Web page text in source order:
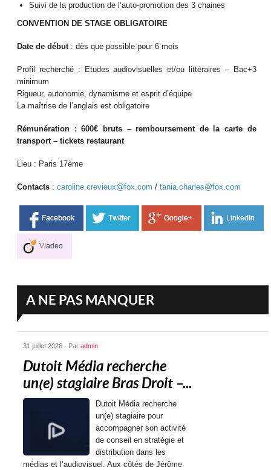
Suivi de la production de l’auto-promotion des 3 chaines
CONVENTION DE STAGE OBLIGATOIRE
Date de début: dès que possible pour 6 mois
Profil recherché : Etudes audiovisuelles et/ou littéraires – Bac+3
minimum
Rigueur, autonomie, dynamisme et esprit d’équipe
La maîtrise de l’anglais est obligatoire
Rémunération : 600€ bruts – remboursement de la carte de
transport – tickets restaurant
Lieu : Paris 17ème
Contacts :caroline.crevieux@fox.com /tania.charles@fox.com
A NE PAS MANQUER
31 juillet 2026 - Paradmin
Dutoit Média recherche
un(e) stagiaire Bras Droit –...
Dutoit Média recherche
un(e) stagiaire pour
accompagner son activité
de conseil en stratégie et
distribution dans les
médias et l’audiovisuel. Aux côtés de Jérôme